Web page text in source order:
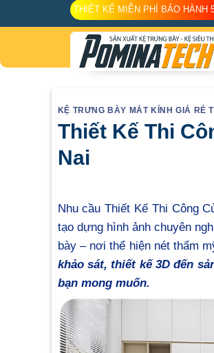
to
THIẾT KẾ MIỄN PHÍ BẢO HÀNH
KỆ TRƯNG BÀY MẮT KÍNH GIÁ RẺ
Thiết Kế Thi
Nai
Nhu cầu Thiết Kế Thi Công
tạo dựng hình ảnh chuyên
bày – nơi thể hiện nét thẩm
khảo sát, thiết kế 3D đến
bạn mong muốn.